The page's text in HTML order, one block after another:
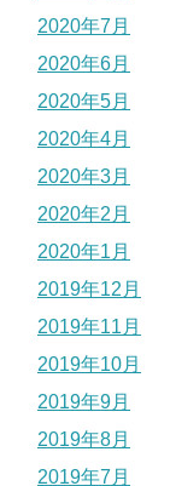
2020年7月
2020年6月
2020年5月
2020年4月
2020年3月
2020年2月
2020年1月
2019年12月
2019年11月
2019年10月
2019年9月
2019年8月
2019年7月